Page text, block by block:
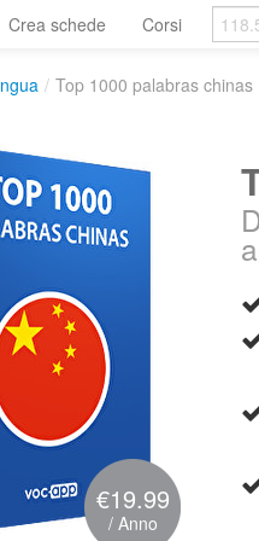
Crea schede Corsi
/ Top 1000 palabras chinas
€19.99
/ Anno